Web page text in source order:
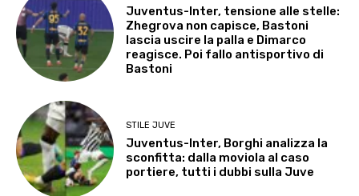
Juventus-Inter, tensione alle stelle:
Zhegrova non capisce, Bastoni
lascia uscire la palla e Dimarco
reagisce. Poi fallo antisportivo di
Bastoni
STILE JUVE
Juventus-Inter, Borghi analizza la
sconfitta: dalla moviola al caso
portiere, tutti i dubbi sulla Juve